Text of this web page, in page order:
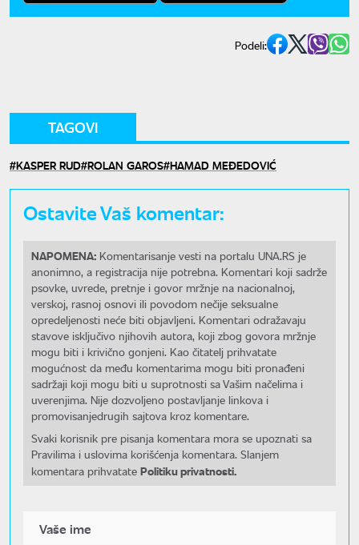
Podeli:
TAGOVI
KASPER RUD ROLAN GAROS HAMAD MEĐEDOVIĆ
Ostavite Vaš komentar:
NAPOMENA: Komentarisanje vesti na portalu UNA.RS je
anonimno, a registracija nije potrebna. Komentari koji sadrže
psovke, uvrede, pretnje i govor mržnje na nacionalnoj,
verskoj, rasnoj osnovi ili povodom nečije seksualne
opredeljenosti neće biti objavljeni. Komentari odražavaju
stavove isključivo njihovih autora, koji zbog govora mržnje
mogu biti i krivično gonjeni. Kao čitatelj prihvatate
mogućnost da među komentarima mogu biti pronađeni
sadržaji koji mogu biti u suprotnosti sa Vašim načelima i
uverenjima. Nije dozvoljeno postavljanje linkova i
promovisanjedrugih sajtova kroz komentare.
Svaki korisnik pre pisanja komentara mora se upoznati sa
Pravilima i uslovima korišćenja komentara. Slanjem
komentara prihvatate Politiku privatnosti.